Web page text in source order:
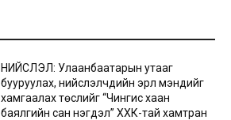
НИЙСЛЭЛ: Улаанбаатарын утааг
бууруулах, нийслэлчүүдийн эрүүл мэндийг
хамгаалах төслийг “Чингис хаан
баялгийн сан нэгдэл” ХХК-тай хамтран